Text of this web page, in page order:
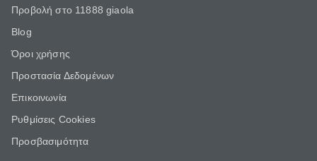
Προβολή στο 11888 giaola
Blog
Όροι χρήσης
Προστασία Δεδομένων
Επικοινωνία
Ρυθμίσεις Cookies
Προσβασιμότητα